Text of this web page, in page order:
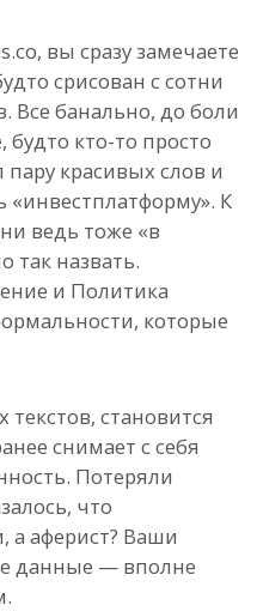
вы сразу замечаете
срисован с сотни
Все банально, до боли
кто-то просто
красивых слов и
К
ведь тоже «в
так назвать.
и Политика
которые
текстов, становится
снимает с себя
Потеряли
что
аферист? Ваши
данные — вполне